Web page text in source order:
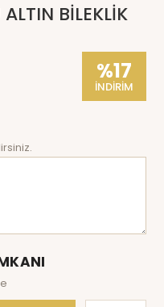
BİLEKLİK
%17
İNDİRİM